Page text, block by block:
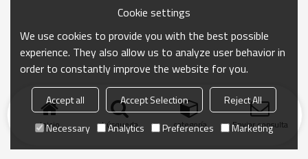
Inicio búsqueda categoría Enviar consulta
Cookie settings
We use cookies to provide you with the best possible
experience. They also allow us to analyze user behavior in
order to constantly improve the website for you.
Accept all Accept Selection
Reject All
Necessary
Analytics Preferences Marketing